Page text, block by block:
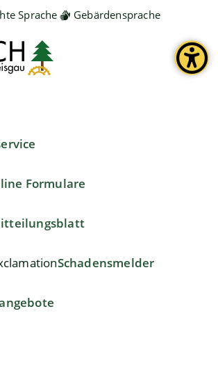
Sprache Gebärdensprache
Formulare
Schadensmelder